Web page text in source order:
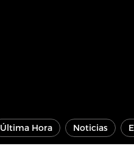
Última Hora Noticias